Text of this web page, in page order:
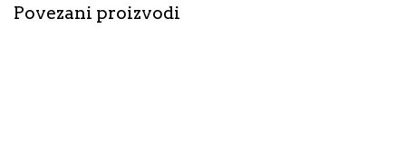
Povezani proizvodi